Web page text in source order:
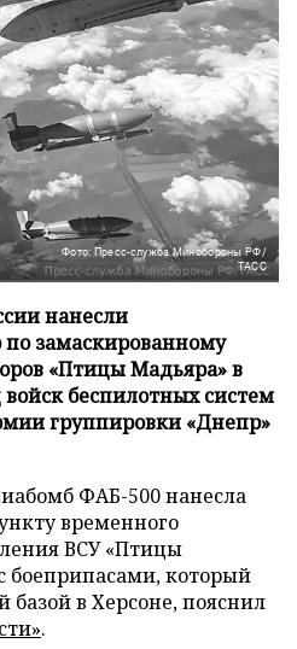
Фото: Пресс-служба Минобороны РФ/
ТАСС
нанесли
замаскированному
«Птицы Мадьяра» в
беспилотных систем
группировки «Днепр»
ФАБ-500 нанесла
временного
ВСУ «Птицы
боеприпасами, который
в Херсоне, пояснил
.